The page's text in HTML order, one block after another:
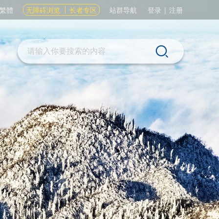
繁體 无障碍浏览 长者专区 站群导航 登录 | 注册